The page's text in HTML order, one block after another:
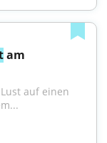
am
auf einen